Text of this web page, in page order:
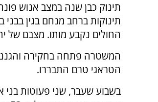
תינוק כבן שנה במצב אנוש
תינוקות ברחב מנחם בגין
החולים נקבע מותו. מצבם של
המשטרה פתחה בחקירה
הטראגי טרם התבררו.
בשבוע שעבר, שני פעוטות בני